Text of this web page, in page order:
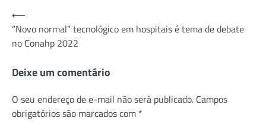
Navegação
de
Post
⟵
“Novo normal” tecnológico em hospitais é tema de debate
no Conahp 2022
Deixe um comentário
O seu endereço de e-mail não será publicado. Campos
obrigatórios são marcados com *